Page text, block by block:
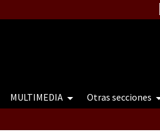
MULTIMEDIA Otras secciones